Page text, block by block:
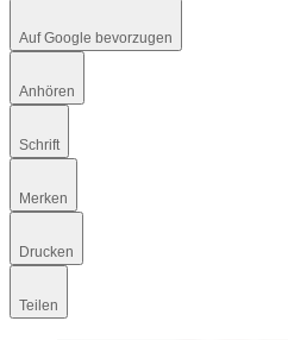
Auf Google bevorzugen
Anhören
Schrift
Merken
Drucken
Teilen